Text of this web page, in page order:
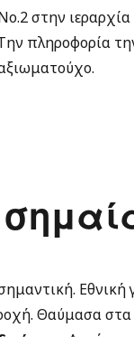
στην
πληροφορία
Εθνική
Θαύμασα